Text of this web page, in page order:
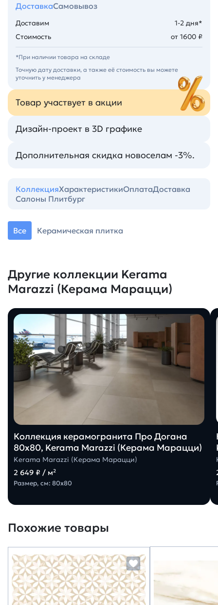
ДоставкаСамовывоз
Доставим
1-2 дня*
Стоимость
от 1600 ₽
*При наличии товара на складе
Точную дату доставки, а также её стоимость вы можете
уточнить у менеджера
Товар участвует в акции
Дизайн-проект в 3D графике
Дополнительная скидка новоселам -3%.
КоллекцияХарактеристикиОплатаДоставка
Салоны Плитбург
Все Керамическая плитка
Другие коллекции Kerama
Marazzi (Керама Марацци)
Коллекция керамогранита Про Догана
80х80, Kerama Marazzi (Керама Марацци)
Kerama Marazzi (Керама Марацци)
2 649 ₽ / м²
Размер, см: 80х80
Похожие товары